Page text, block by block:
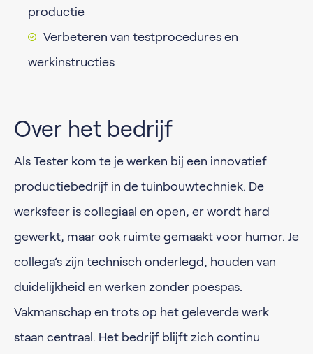
productie
Verbeteren van testprocedures en
werkinstructies
Over het bedrijf
Als Tester kom te je werken bij een innovatief
productiebedrijf in de tuinbouwtechniek. De
werksfeer is collegiaal en open, er wordt hard
gewerkt, maar ook ruimte gemaakt voor humor. Je
collega’s zijn technisch onderlegd, houden van
duidelijkheid en werken zonder poespas.
Vakmanschap en trots op het geleverde werk
staan centraal. Het bedrijf blijft zich continu